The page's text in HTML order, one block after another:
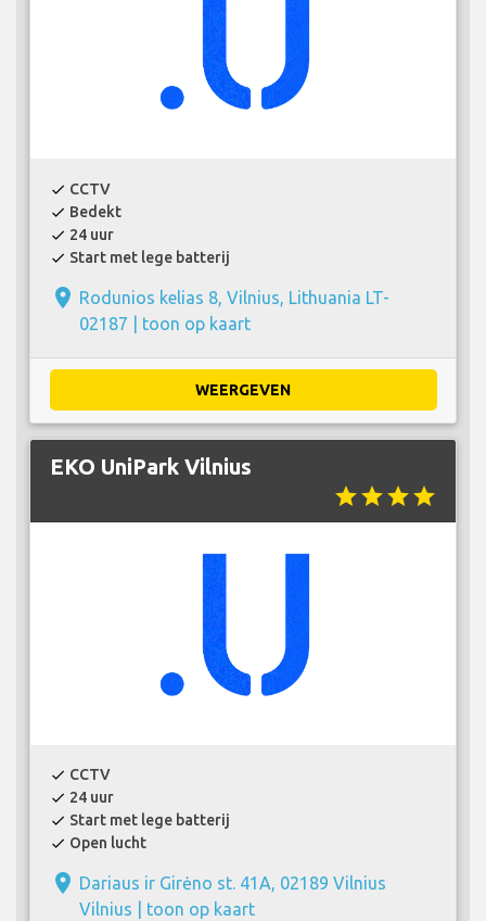
check CCTV
check Bedekt
check 24 uur
check Start met lege batterij
place Rodunios kelias 8, Vilnius, Lithuania LT-
02187 | toon op kaart
WEERGEVEN
EKO UniPark Vilnius
starstarstarstar
check CCTV
check 24 uur
check Start met lege batterij
check Open lucht
place Dariaus ir Girėno st. 41A, 02189 Vilnius
Vilnius | toon op kaart